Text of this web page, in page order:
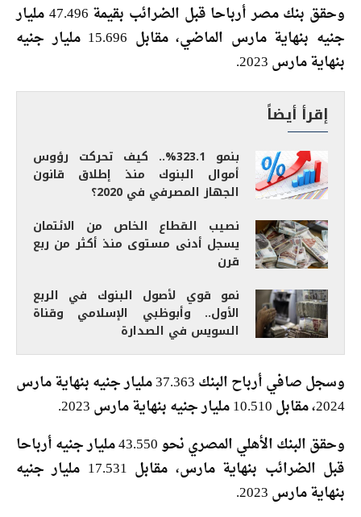
وحقق بنك مصر أرباحا قبل الضرائب بقيمة 47.496 مليار
جنيه بنهاية مارس الماضي، مقابل 15.696 مليار جنيه
بنهاية مارس 2023.
إقرأ أيضاً
بنمو 323.1%.. كيف تحركت رؤوس
أموال البنوك منذ إطلاق قانون
الجهاز المصرفي في 2020؟
نصيب القطاع الخاص من الائتمان
يسجل أدنى مستوى منذ أكثر من ربع
قرن
نمو قوي لأصول البنوك في الربع
الأول.. وأبوظبي الإسلامي وقناة
السويس في الصدارة
وسجل صافي أرباح البنك 37.363 مليار جنيه بنهاية مارس
2024، مقابل 10.510 مليار جنيه بنهاية مارس 2023.
وحقق البنك الأهلي المصري نحو 43.550 مليار جنيه أرباحا
قبل الضرائب بنهاية مارس، مقابل 17.531 مليار جنيه
بنهاية مارس 2023.